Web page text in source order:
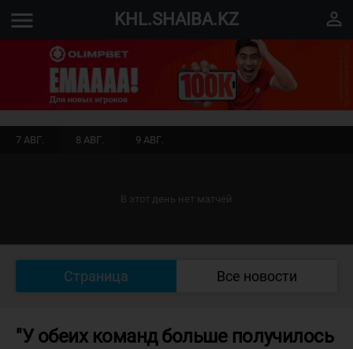
menu KHL.SHAIBA.KZ perm_identity
7 АВГ. 8 АВГ. 9 АВГ.
В этот день нет матчей
Страница Все новости
"У обеих команд больше получилось